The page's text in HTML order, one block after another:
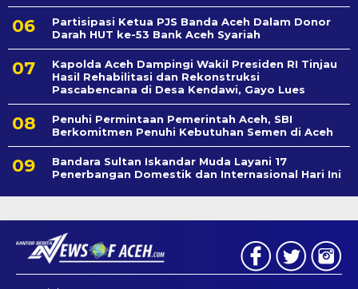
Partisipasi Ketua PJS Banda Aceh Dalam Donor
Darah HUT ke-53 Bank Aceh Syariah
Kapolda Aceh Dampingi Wakil Presiden RI Tinjau
Hasil Rehabilitasi dan Rekonstruksi
Pascabencana di Desa Kendawi, Gayo Lues
Penuhi Permintaan Pemerintah Aceh, SBI
Berkomitmen Penuhi Kebutuhan Semen di Aceh
Bandara Sultan Iskandar Muda Layani 17
Penerbangan Domestik dan Internasional Hari Ini